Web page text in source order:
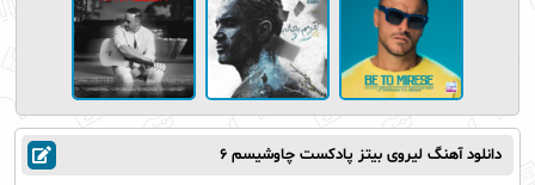
دانلود آهنگ لیروی بیتز پادکست چاوشیسم ۶